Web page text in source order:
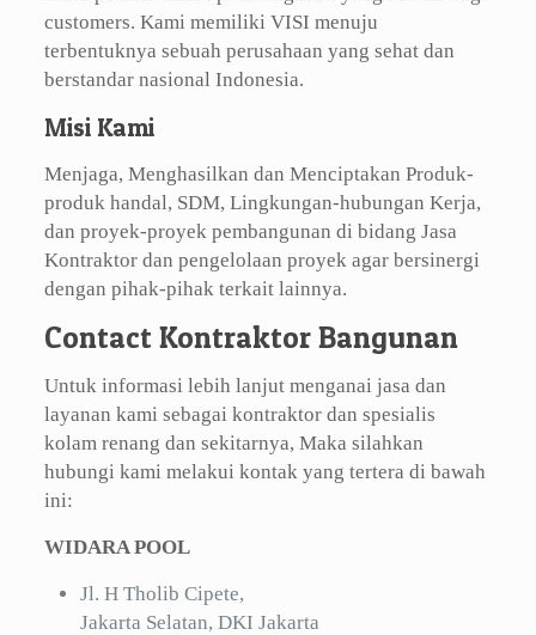
customers. Kami memiliki VISI menuju
terbentuknya sebuah perusahaan yang sehat dan
berstandar nasional Indonesia.
Misi Kami
Menjaga, Menghasilkan dan Menciptakan Produk-
produk handal, SDM, Lingkungan-hubungan Kerja,
dan proyek-proyek pembangunan di bidang Jasa
Kontraktor dan pengelolaan proyek agar bersinergi
dengan pihak-pihak terkait lainnya.
Contact Kontraktor Bangunan
Untuk informasi lebih lanjut menganai jasa dan
layanan kami sebagai kontraktor dan spesialis
kolam renang dan sekitarnya, Maka silahkan
hubungi kami melakui kontak yang tertera di bawah
ini:
WIDARA POOL
Jl. H Tholib Cipete,
Jakarta Selatan, DKI Jakarta